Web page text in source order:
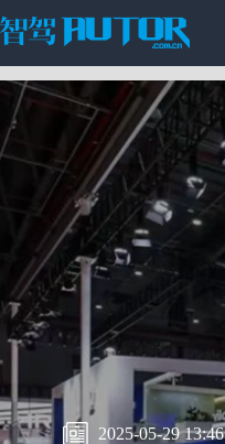
2025-05-29 13:46